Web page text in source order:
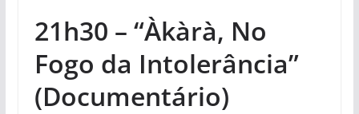
21h30 – “Àkàrà, No
Fogo da Intolerância”
(Documentário)